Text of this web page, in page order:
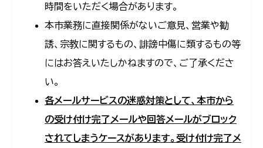
時間をいただく場合があります。
本市業務に直接関係がないご意見、営業や勧
誘、宗教に関するもの、誹謗中傷に類するもの等
にはお答えいたしかねますので、ご了承くださ
い。
各メールサービスの迷惑対策として、本市から
の受け付け完了メールや回答メールがブロック
されてしまうケースがあります。受け付け完了メ